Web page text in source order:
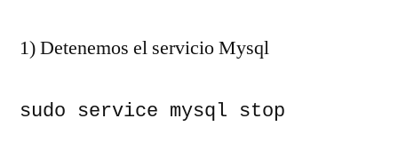
1) Detenemos el servicio Mysql
sudo service mysql stop